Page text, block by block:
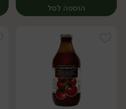
הוספה לסל